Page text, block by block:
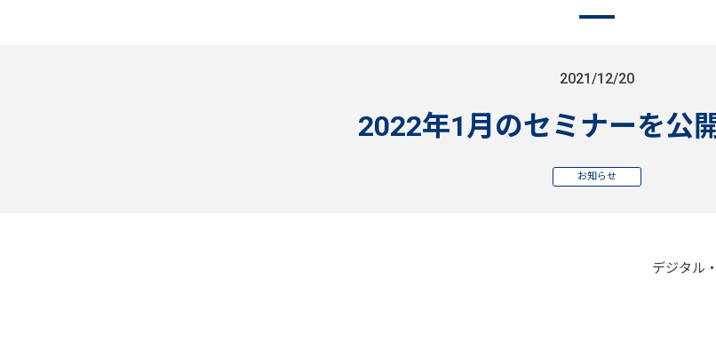
2021/12/20
2022年1月のセミナーを公
お知らせ
デジタル